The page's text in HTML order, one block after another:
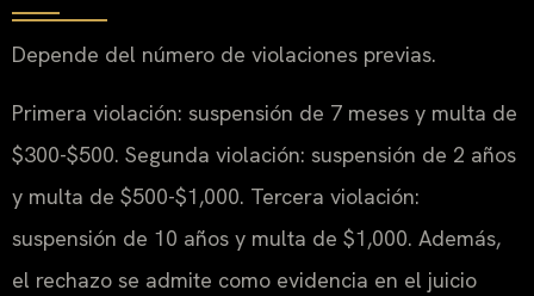
Depende del número de violaciones previas.
Primera violación: suspensión de 7 meses y multa de
$300-$500. Segunda violación: suspensión de 2 años
y multa de $500-$1,000. Tercera violación:
suspensión de 10 años y multa de $1,000. Además,
el rechazo se admite como evidencia en el juicio